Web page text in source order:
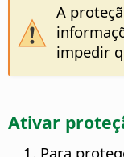
A
impedir
Ativar
Para